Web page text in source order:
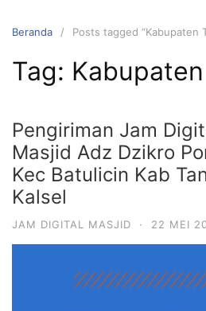
Beranda Posts tagged “Kabupaten
Tag:
Pengiriman Jam
Masjid Adz Dzikro
Kec Batulicin Kab
Kalsel
JAM DIGITAL MASJID · 22 MEI